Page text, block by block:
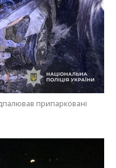
припарковані